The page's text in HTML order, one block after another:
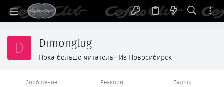
D Dimonglug
Пока больше читатель · Из Новосибирск
Сообщения Реакции Баллы